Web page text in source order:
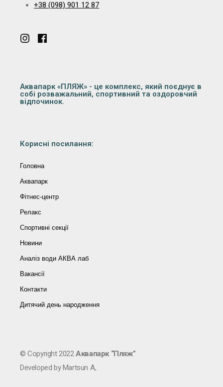
+38 (098) 901 12 87
Аквапарк «ПЛЯЖ» - це комплекс, який поєднує в
собі розважальний, спортивний та оздоровчий
відпочинок.
Корисні посилання:
Головна
Аквапарк
Фітнес-центр
Релакс
Спортивні секції
Новини
Аналіз води АКВА лаб​
Вакансії
Контакти
Дитячий день народження
© Copyright 2022Аквапарк “Пляж”
Developed by Martsun A,.